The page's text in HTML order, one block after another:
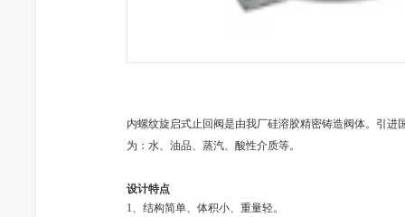
内螺纹旋启式止回阀是由我厂硅溶胶精密铸造阀体。引进
为：水、油品、蒸汽、酸性介质等。
设计特点
1、结构简单、体积小、重量轻。